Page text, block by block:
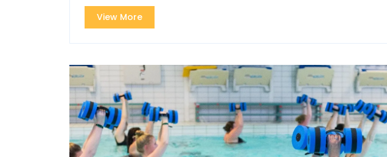
het
Water
View MoreView
More